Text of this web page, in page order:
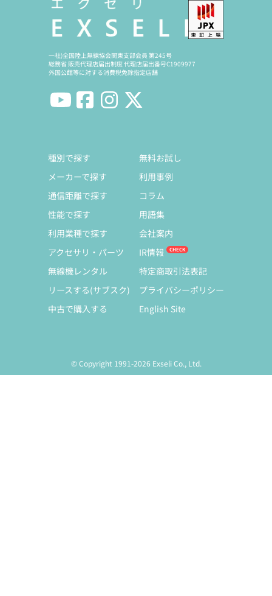
一社)全国陸上無線協会関東支部会員 第245号
総務省 販売代理店届出制度 代理店届出番号C1909977
外国公館等に対する消費税免除指定店舗
種別で探す
メーカーで探す
通信距離で探す
性能で探す
利用業種で探す
アクセサリ・パーツ
無線機レンタル
リースする(サブスク)
中古で購入する
無料お試し
利用事例
コラム
用語集
会社案内
IR情報
特定商取引法表記
プライバシーポリシー
English Site
© Copyright 1991-2026 Exseli Co., Ltd.